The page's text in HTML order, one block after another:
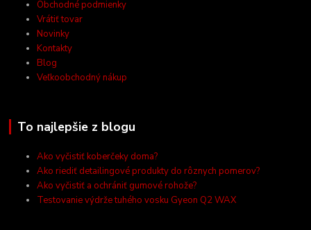
Obchodné podmienky
Vrátiť tovar
Novinky
Kontakty
Blog
Veľkoobchodný nákup
To najlepšie z blogu
Ako vyčistiť koberčeky doma?
Ako riediť detailingové produkty do rôznych pomerov?
Ako vyčistiť a ochrániť gumové rohože?
Testovanie výdrže tuhého vosku Gyeon Q2 WAX